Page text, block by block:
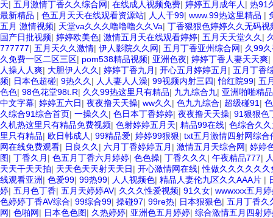
天| 五月激情丁香久久综合网| 在线成人视频免费| 婷婷五月成年人 | 热91
最新精品 | 色五月天天在线观看资源站| 人人干99| www.99热这里精品 |
五月 激情视频| 天堂va久久久噜噜噜久久Va| 丁香狠狠色婷婷久久无码视
国产日批视频| 婷婷欧美色| 激情五月天在线观看婷婷| 五月天天堂久久 |
777777| 五月天久久激情| 伊人影院久久网| 五月丁香亚州综合网| 久99
久免费一区二区三区| pom538精品视频| 亚洲色夜| 婷婷丁香人妻天天爽|
人操人人爽| 大胆伊人久久 | 婷婷丁香九月 | 开心五月婷婷五月 | 五月丁香
频| 日本色超碰| 9热久久 | 人人妻人人澡| 99视频内射三四|怡红院99| 五
色色| 98色花堂98t.R| 久久99热这里只有精品| 九九综合九| 亚洲啪啪精品
中文字幕| 婷婷五六日| 夜夜撸天天操| ww久久 | 色九九综合| 超级碰91 |
久综合91综合首页| 一操久久 | 色日本丁香婷婷| 夜夜撸天天操| 91狠狠色
久机热这里只有精品免费视频| 色射婷婷五月天| 精品99在线| 色综合久
里只有精品| 欧日韩成人 | 99精品爱| 婷婷99狠狠| txt五月激情四射网综
网在线免费观看| 日良久久 | 六月丁香婷婷五月 | 激情五月天综合网| 婷婷
图| 丁香久月 | 色五月丁香六月婷婷| 色色操| 丁香久久久 | 午夜精品777|
天天干天天拍| 天天色天天射天天日| 开心激情网在线|性做久久久久久久
线观看亚洲| 色爱99| 99热99| 人人视频色| 精品人妻伦九区久久AAA片 |
婷| 五月色丁香| 五月天婷婷AV| 久久久性爱视频| 91久女| wwwxxx五月
色婷婷丁香AV综合| 99综合99| 操碰97| 99re热| 日本狠狠色| 五月丁香久
网| 色啪网| 日本色色图| 久热婷婷| 亚洲色五月婷婷| 综合激情五月四射